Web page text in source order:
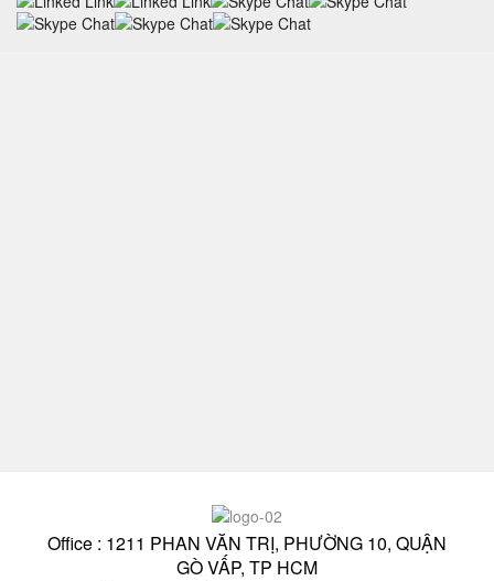
Office : 1211 PHAN VĂN TRỊ, PHƯỜNG 10, QUẬN
GÒ VẤP, TP HCM